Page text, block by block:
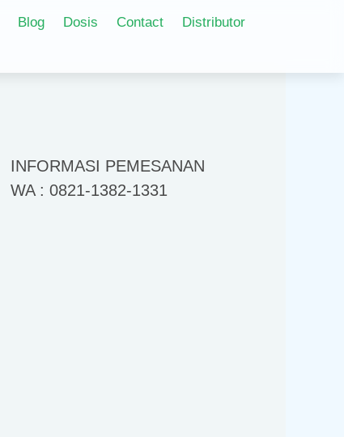
Blog Dosis Contact Distributor
INFORMASI PEMESANAN
WA : 0821-1382-1331